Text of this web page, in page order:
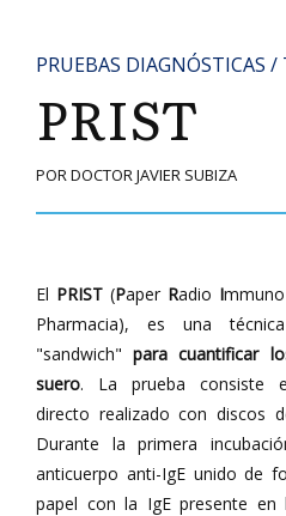
PRUEBAS DIAGNÓSTICAS /
PRIST
POR DOCTOR JAVIER SUBIZA
El PRIST (Paper Radio Immuno
Pharmacia), es una
"sandwich" para cuantificar
suero. La prueba consiste
directo realizado con discos
Durante la primera
anticuerpo anti-IgE unido de
papel con la IgE presente